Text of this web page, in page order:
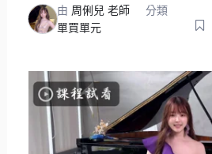
由 周俐兒 老師
分類
單買單元